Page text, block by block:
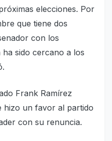
elecciones. Por
que tiene dos
con los
sido cercano a los
Frank Ramírez
hizo un favor al partido
con su renuncia.